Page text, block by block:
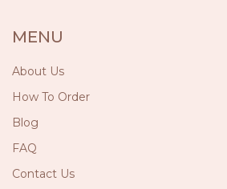
MENU
About Us
How To Order
Blog
FAQ
Contact Us